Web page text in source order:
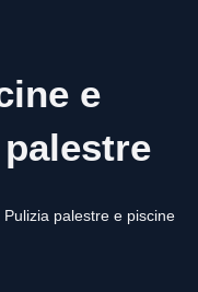
e
Pulizia palestre e piscine